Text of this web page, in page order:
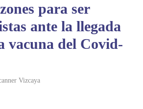
para ser
ante la llegada
vacuna del Covid-
Vizcaya